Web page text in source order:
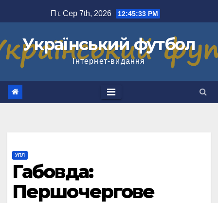
до
Пт. Сер 7th, 2026 12:45:33 PM
Український футбол
Інтернет-видання
УПЛ
Габовда:
Першочергове